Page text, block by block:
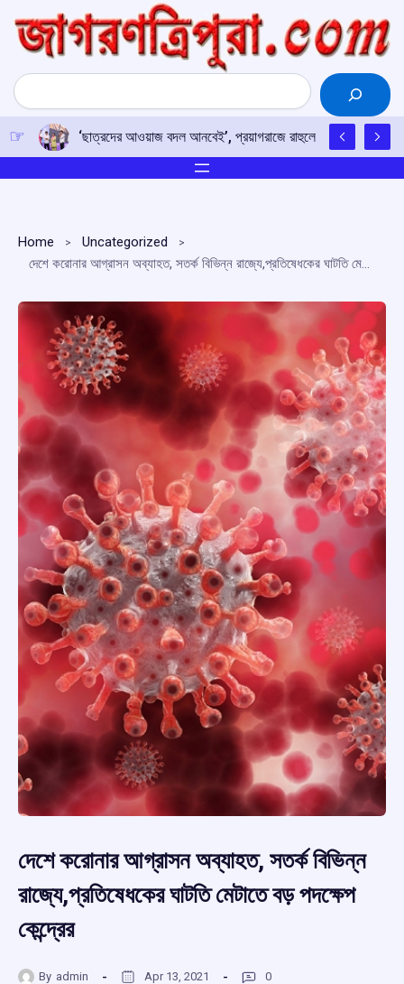
content
Search
‘ছাত্রদের আওয়াজ বদল আনবেই’, প্রয়াগরাজে রাহুলের হুঙ্কার
Home
Uncategorized
দেশে করোনার আগ্রাসন অব্যাহত, সতর্ক বিভিন্ন রাজ্যে,প্রতিষেধকের ঘাটতি মেটাতে বড় পদক্ষেপ কেন্দ্রের
দেশে করোনার আগ্রাসন অব্যাহত, সতর্ক বিভিন্ন
রাজ্যে,প্রতিষেধকের ঘাটতি মেটাতে বড় পদক্ষেপ
কেন্দ্রের
By admin Apr 13, 2021 0